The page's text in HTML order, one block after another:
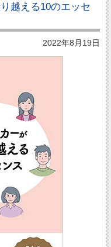
越える10のエッセ
2022年8月19日